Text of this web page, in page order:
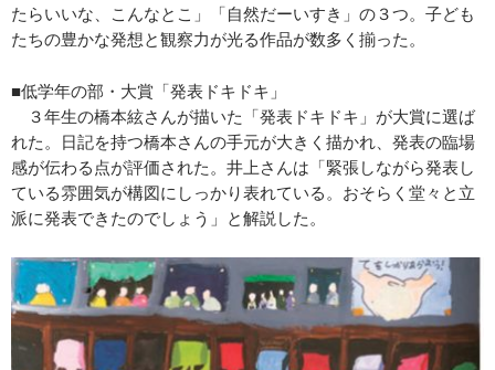
たらいいな、こんなとこ」「自然だーいすき」の３つ。子ども
たちの豊かな発想と観察力が光る作品が数多く揃った。
■低学年の部・大賞「発表ドキドキ」
３年生の橋本絃さんが描いた「発表ドキドキ」が大賞に選ば
れた。日記を持つ橋本さんの手元が大きく描かれ、発表の臨場
感が伝わる点が評価された。井上さんは「緊張しながら発表し
ている雰囲気が構図にしっかり表れている。おそらく堂々と立
派に発表できたのでしょう」と解説した。